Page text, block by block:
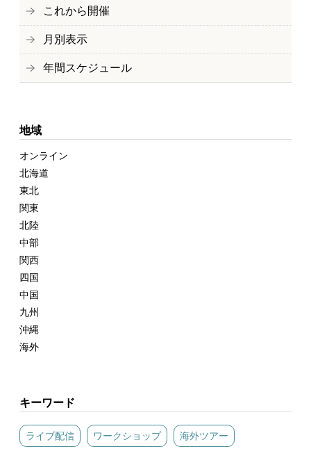
これから開催
月別表示
年間スケジュール
地域
オンライン
北海道
東北
関東
北陸
中部
関西
四国
中国
九州
沖縄
海外
キーワード
ライブ配信 ワークショップ 海外ツアー